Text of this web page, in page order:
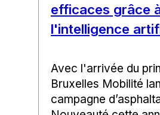
efficaces grâce
l'intelligence
Avec l'arrivée du
Bruxelles Mobilité
campagne